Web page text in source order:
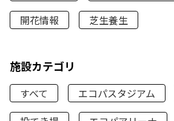
開花情報
芝生養生
施設カテゴリ
すべて エコパスタジアム